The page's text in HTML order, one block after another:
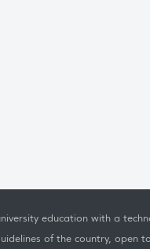
education with a
of the country, open